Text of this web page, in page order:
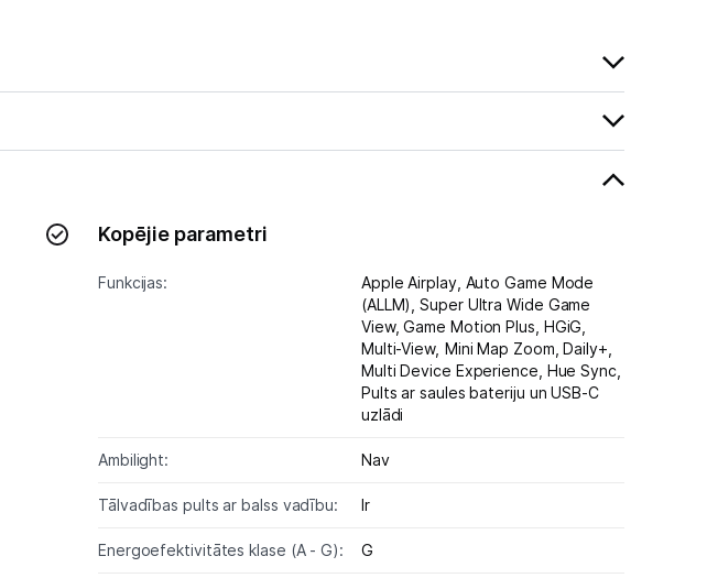
Kopējie parametri
Funkcijas: Apple Airplay, Auto Game Mode
(ALLM),Super Ultra Wide Game
View,Game Motion Plus, HGiG,
Multi-View, Mini Map Zoom,Daily+,
Multi Device Experience, Hue Sync,
Pults ar saules bateriju un USB-C
uzlādi
Ambilight: Nav
Tālvadības pults ar balss vadību: Ir
Energoefektivitātes klase (A - G): G